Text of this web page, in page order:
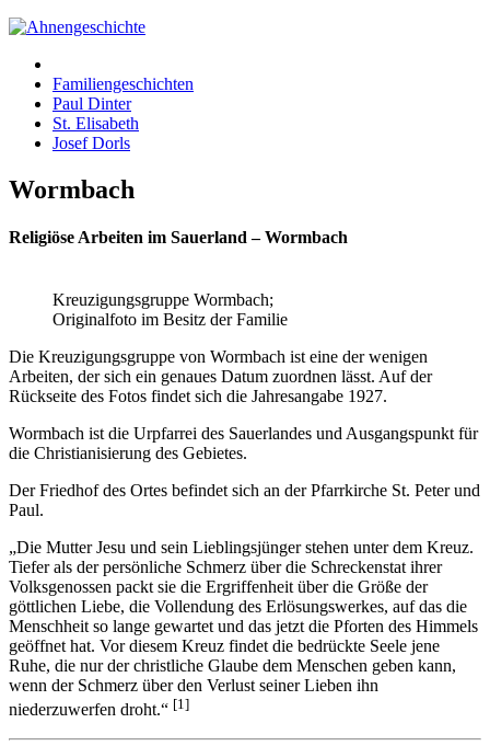
Familiengeschichten
Paul Dinter
St. Elisabeth
Josef Dorls
Wormbach
Religiöse Arbeiten im Sauerland – Wormbach
Kreuzigungsgruppe Wormbach;
Originalfoto im Besitz der Familie
Die Kreuzigungsgruppe von Wormbach ist eine der wenigen
Arbeiten, der sich ein genaues Datum zuordnen lässt. Auf der
Rückseite des Fotos findet sich die Jahresangabe 1927.
Wormbach ist die Urpfarrei des Sauerlandes und Ausgangspunkt für
die Christianisierung des Gebietes.
Der Friedhof des Ortes befindet sich an der Pfarrkirche St. Peter und
Paul.
„Die Mutter Jesu und sein Lieblingsjünger stehen unter dem Kreuz.
Tiefer als der persönliche Schmerz über die Schreckenstat ihrer
Volksgenossen packt sie die Ergriffenheit über die Größe der
göttlichen Liebe, die Vollendung des Erlösungswerkes, auf das die
Menschheit so lange gewartet und das jetzt die Pforten des Himmels
geöffnet hat. Vor diesem Kreuz findet die bedrückte Seele jene
Ruhe, die nur der christliche Glaube dem Menschen geben kann,
wenn der Schmerz über den Verlust seiner Lieben ihn
niederzuwerfen droht.“ [1]